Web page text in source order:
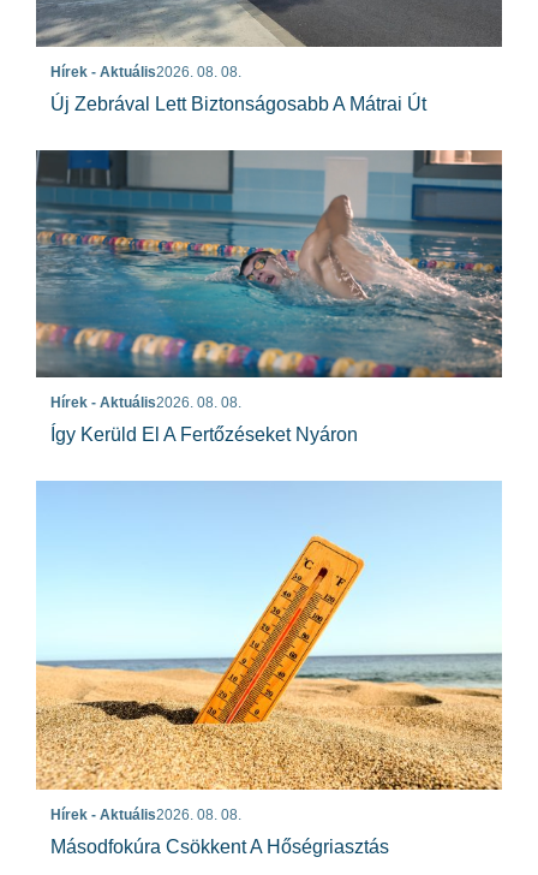
Hírek - Aktuális2026. 08. 08.
Új Zebrával Lett Biztonságosabb A Mátrai Út
Hírek - Aktuális2026. 08. 08.
Így Kerüld El A Fertőzéseket Nyáron
Hírek - Aktuális2026. 08. 08.
Másodfokúra Csökkent A Hőségriasztás